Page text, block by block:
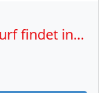
NEU: DM Senioren Winterwurf findet in Erfurt statt